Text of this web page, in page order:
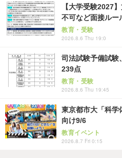
【大学受験2027
不可など面接ルー
教育・受験
2026.8.6 Thu 19:0
司法試験予備試験
239点
教育・受験
2026.8.6 Thu 19:45
東京都市大「科学
向け9/6
教育イベント
2026.8.7 Fri 0:15